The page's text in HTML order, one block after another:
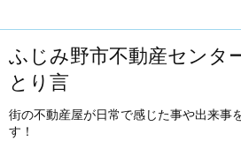
ふじみ野市不動産センタ
とり言
街の不動産屋が日常で感じた事や出来事
す！